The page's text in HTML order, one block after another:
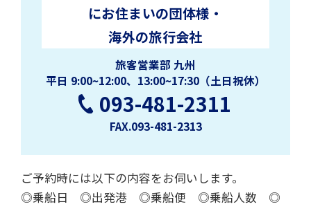
にお住まいの団体様・
海外の旅行会社
旅客営業部 九州
平日 9:00~12:00、13:00~17:30（土日祝休）
093-481-2311
FAX.093-481-2313
ご予約時には以下の内容をお伺いします。
◎乗船日 ◎出発港 ◎乗船便 ◎乗船人数 ◎